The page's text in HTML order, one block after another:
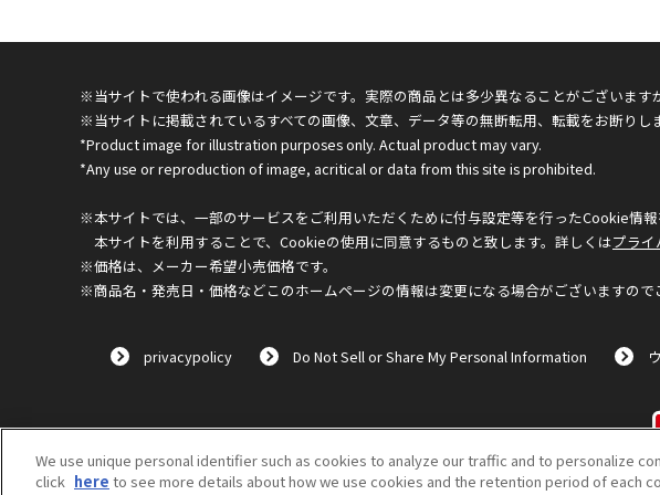
※当サイトで使われる画像はイメージです。実際の商品とは多少異なることがございます
※当サイトに掲載されているすべての画像、文章、データ等の無断転用、転載をお断りしま
*Product image for illustration purposes only. Actual product may vary.
*Any use or reproduction of image, acritical or data from this site is prohibited.
※本サイトでは、一部のサービスをご利用いただくために付与設定等を行ったCookie情報
本サイトを利用することで、Cookieの使用に同意するものと致します。詳しくはプライ
※価格は、メーカー希望小売価格です。
※商品名・発売日・価格などこのホームページの情報は変更になる場合がございますので
privacypolicy Do Not Sell or Share My Personal Information
We use unique personal identifier such as cookies to analyze our traffic and to personalize
click here to see more details about how we use cookies and the retention period of each